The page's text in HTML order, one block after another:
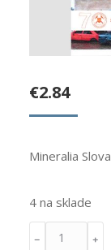
€2.84
Mineralia
4 na sklade
Množstvo
﹣ ﹢